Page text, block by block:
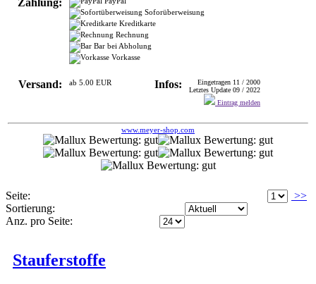
Zahlung:
Soforüberweisung
Kreditkarte
Rechnung
Bar bei Abholung
Vorkasse
Versand: ab 5.00 EUR Infos:
Eingetragen 11 / 2000
Letztes Update 09 / 2022
Eintrag melden
www.meyer-shop.com
Seite:
>>
Sortierung:
Anz. pro Seite:
Stauferstoffe